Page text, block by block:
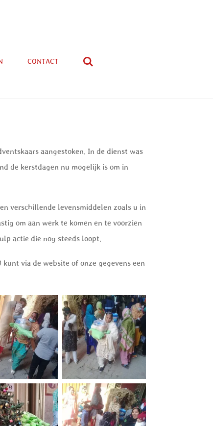
CONTACT
aangestoken. In de dienst was
de kerstdagen nu mogelijk is om in
verschillende levensmiddelen zoals u in
om aan werk te komen en te voorzien
actie die nog steeds loopt.
via de website of onze gegevens een